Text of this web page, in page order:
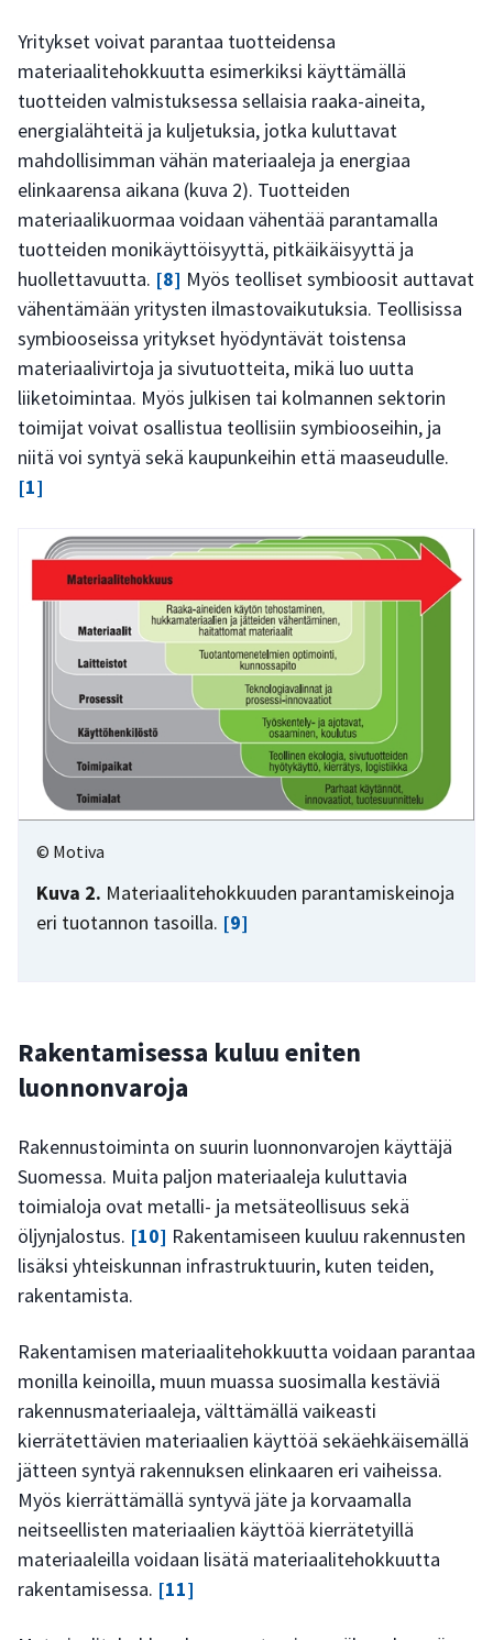
Yritykset voivat parantaa tuotteidensa
materiaalitehokkuutta esimerkiksi käyttämällä
tuotteiden valmistuksessa sellaisia raaka-aineita,
energialähteitä ja kuljetuksia, jotka kuluttavat
mahdollisimman vähän materiaaleja ja energiaa
elinkaarensa aikana (kuva 2). Tuotteiden
materiaalikuormaa voidaan vähentää parantamalla
tuotteiden monikäyttöisyyttä, pitkäikäisyyttä ja
huollettavuutta. [8] Myös teolliset symbioosit auttavat
vähentämään yritysten ilmastovaikutuksia. Teollisissa
symbiooseissa yritykset hyödyntävät toistensa
materiaalivirtoja ja sivutuotteita, mikä luo uutta
liiketoimintaa. Myös julkisen tai kolmannen sektorin
toimijat voivat osallistua teollisiin symbiooseihin, ja
niitä voi syntyä sekä kaupunkeihin että maaseudulle.
[1]
Kuva 2. Materiaalitehokkuuden parantamiskeinoja
eri tuotannon tasoilla. [9]
© Motiva
Rakentamisessa kuluu eniten
luonnonvaroja
Rakennustoiminta on suurin luonnonvarojen käyttäjä
Suomessa. Muita paljon materiaaleja kuluttavia
toimialoja ovat metalli- ja metsäteollisuus sekä
öljynjalostus. [10] Rakentamiseen kuuluu rakennusten
lisäksi yhteiskunnan infrastruktuurin, kuten teiden,
rakentamista.
Rakentamisen materiaalitehokkuutta voidaan parantaa
monilla keinoilla, muun muassa suosimalla kestäviä
rakennusmateriaaleja, välttämällä vaikeasti
kierrätettävien materiaalien käyttöä sekäehkäisemällä
jätteen syntyä rakennuksen elinkaaren eri vaiheissa.
Myös kierrättämällä syntyvä jäte ja korvaamalla
neitseellisten materiaalien käyttöä kierrätetyillä
materiaaleilla voidaan lisätä materiaalitehokkuutta
rakentamisessa. [11]